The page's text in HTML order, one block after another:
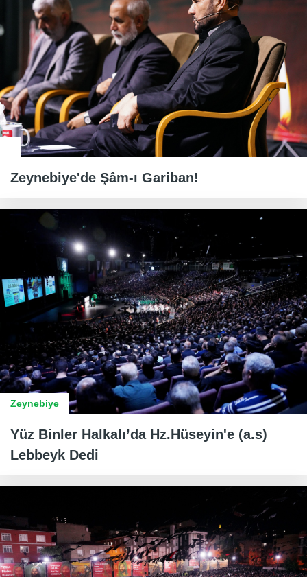
Zeynebiye'de Şâm-ı Gariban!
Zeynebiye
Yüz Binler Halkalı’da Hz.Hüseyin'e (a.s)
Lebbeyk Dedi